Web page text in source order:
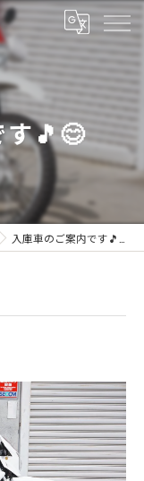
す🎵😊
入庫車のご案内です🎵😊